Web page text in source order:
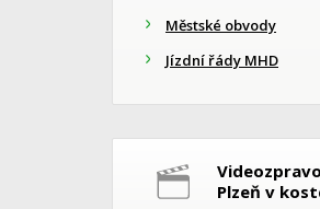
Městské obvody
Jízdní řády MHD
Plzeň v